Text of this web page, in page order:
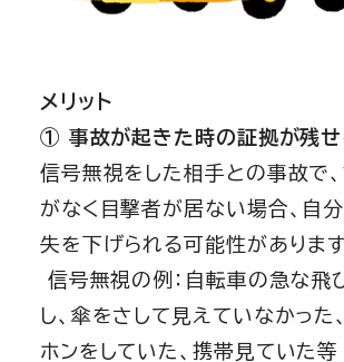
メリット
① 事故が起きた時の証拠が残せ
信号無視をした相手との事故で
がなく目撃者が居ない場合、自
失を下げられる可能性があります
信号無視の例：自転車の急な飛
し、傘をさして見えていなかった
ホンをしていた、携帯見ていた等